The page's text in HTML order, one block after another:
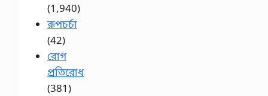
(1,940)
রূপচর্চা
(42)
রোগ
প্রতিরোধ
(381)